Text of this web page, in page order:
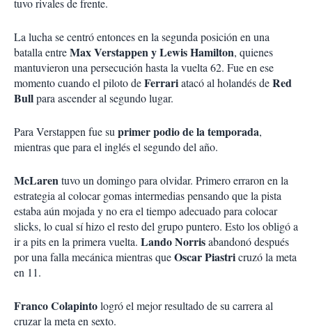
tuvo rivales de frente.
La lucha se centró entonces en la segunda posición en una
batalla entreMax Verstappen y Lewis Hamilton, quienes
mantuvieron una persecución hasta la vuelta 62. Fue en ese
momento cuando el piloto deFerrariatacó al holandés deRed
Bullpara ascender al segundo lugar.
Para Verstappen fue suprimer podio de la temporada,
mientras que para el inglés el segundo del año.
McLarentuvo un domingo para olvidar. Primero erraron en la
estrategia al colocar gomas intermedias pensando que la pista
estaba aún mojada y no era el tiempo adecuado para colocar
slicks, lo cual sí hizo el resto del grupo puntero. Esto los obligó a
ir a pits en la primera vuelta. Lando Norrisabandonó después
por una falla mecánica mientras queOscar Piastricruzó la meta
en 11.
Franco Colapintologró el mejor resultado de su carrera al
cruzar la meta en sexto.